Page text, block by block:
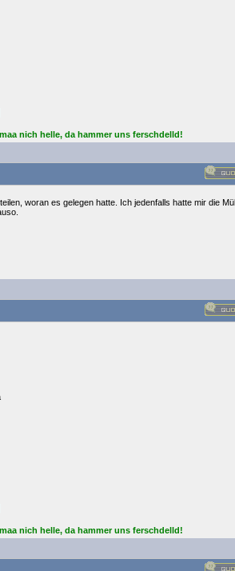
nich helle, da hammer uns ferschdelld!
woran es gelegen hatte. Ich jedenfalls hatte mir die
nich helle, da hammer uns ferschdelld!